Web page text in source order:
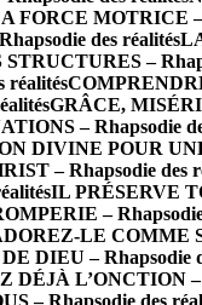
FORCE MOTRICE –
des réalités
–
réalités
GRÂCE,
– Rhapsodie
DIVINE POUR
– Rhapsodie des
IL PRÉSERVE
– Rhapsodie
LE COMME
DIEU – Rhapsodie
DÉJÀ L’ONCTION –
– Rhapsodie des